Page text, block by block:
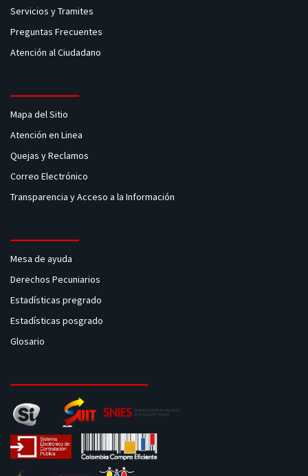
Servicios y Tramites
Preguntas Frecuentes
Atención al Ciudadano
Mapa del Sitio
Atención en Linea
Quejas y Reclamos
Correo Electrónico
Transparencia y Acceso a la Información
Mesa de ayuda
Derechos Pecuniarios
Estadísticas pregrado
Estadísticas posgrado
Glosario